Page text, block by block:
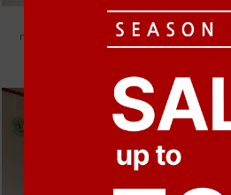
m_밴프 핀턱 린넨스커트 [3차 재입고]